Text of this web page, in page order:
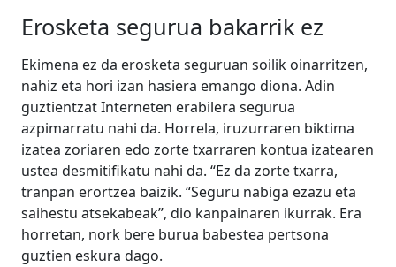
Erosketa segurua bakarrik ez
Ekimena ez da erosketa seguruan soilik oinarritzen,
nahiz eta hori izan hasiera emango diona. Adin
guztientzat Interneten erabilera segurua
azpimarratu nahi da. Horrela, iruzurraren biktima
izatea zoriaren edo zorte txarraren kontua izatearen
ustea desmitifikatu nahi da. “Ez da zorte txarra,
tranpan erortzea baizik. “Seguru nabiga ezazu eta
saihestu atsekabeak”, dio kanpainaren ikurrak. Era
horretan, nork bere burua babestea pertsona
guztien eskura dago.